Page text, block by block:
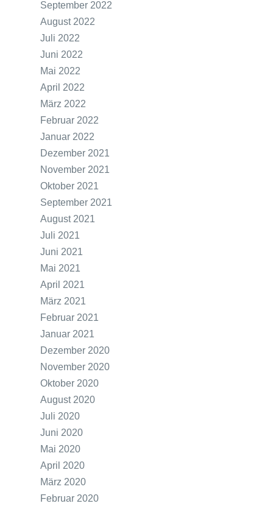
September 2022
August 2022
Juli 2022
Juni 2022
Mai 2022
April 2022
März 2022
Februar 2022
Januar 2022
Dezember 2021
November 2021
Oktober 2021
September 2021
August 2021
Juli 2021
Juni 2021
Mai 2021
April 2021
März 2021
Februar 2021
Januar 2021
Dezember 2020
November 2020
Oktober 2020
August 2020
Juli 2020
Juni 2020
Mai 2020
April 2020
März 2020
Februar 2020